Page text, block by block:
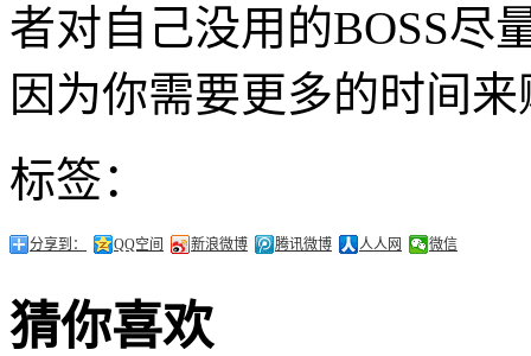
者对自己没用的BOSS尽
因为你需要更多的时间
标签：
分享到： QQ空间 新浪微博 腾讯微博 人人网 微信
猜你喜欢